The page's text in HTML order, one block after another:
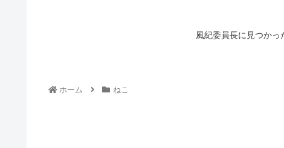
風紀委員長に見つか
ホーム ねこ